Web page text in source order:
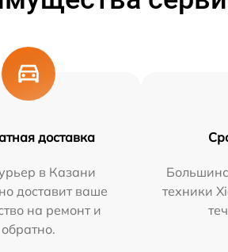
доставка
в Казани
доставит ваше
на ремонт и
обратно.
техники